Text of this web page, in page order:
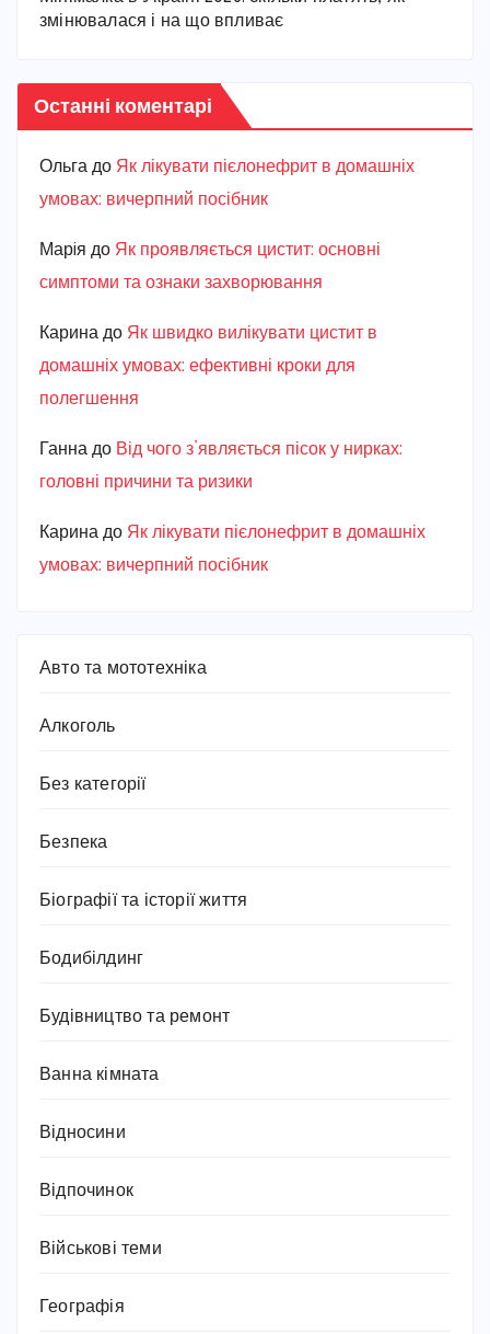
змінювалася і на що впливає
Останні коментарі
Ольга до Як лікувати пієлонефрит в домашніх
умовах: вичерпний посібник
Марiя до Як проявляється цистит: основні
симптоми та ознаки захворювання
Карина до Як швидко вилікувати цистит в
домашніх умовах: ефективні кроки для
полегшення
Ганна до Від чого з’являється пісок у нирках:
головні причини та ризики
Карина до Як лікувати пієлонефрит в домашніх
умовах: вичерпний посібник
Авто та мототехніка
Алкоголь
Без категорії
Безпека
Біографії та історії життя
Бодибілдинг
Будівництво та ремонт
Ванна кімната
Відносини
Відпочинок
Військові теми
Географія